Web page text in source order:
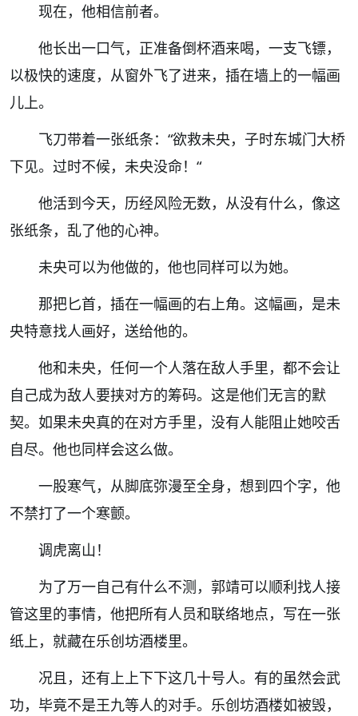
现在，他相信前者。
他长出一口气，正准备倒杯酒来喝，一支飞镖，
以极快的速度，从窗外飞了进来，插在墙上的一幅画
儿上。
飞刀带着一张纸条：“欲救未央，子时东城门大桥
下见。过时不候，未央没命！“
他活到今天，历经风险无数，从没有什么，像这
张纸条，乱了他的心神。
未央可以为他做的，他也同样可以为她。
那把匕首，插在一幅画的右上角。这幅画，是未
央特意找人画好，送给他的。
他和未央，任何一个人落在敌人手里，都不会让
自己成为敌人要挟对方的筹码。这是他们无言的默
契。如果未央真的在对方手里，没有人能阻止她咬舌
自尽。他也同样会这么做。
一股寒气，从脚底弥漫至全身，想到四个字，他
不禁打了一个寒颤。
调虎离山！
为了万一自己有什么不测，郭靖可以顺利找人接
管这里的事情，他把所有人员和联络地点，写在一张
纸上，就藏在乐创坊酒楼里。
况且，还有上上下下这几十号人。有的虽然会武
功，毕竟不是王九等人的对手。乐创坊酒楼如被毁，